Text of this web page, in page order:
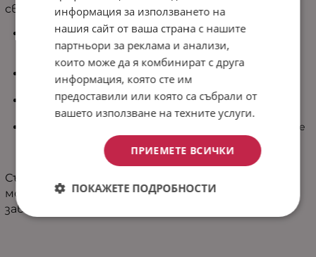
свежест и модерна визия във всяка спалня.
Двулицев дизайн – Две съчетани визии в едно
шалте, които ви дават свобода да освежавате
интериора според настроението.
100% микрофибър - Мек, лек и приятен на допир
материал, хипоалергенен и лесен за поддръжка.
Лек пълнеж – Подходящ за топлите месеци или
като елегантно покривало през цялата година.
Лесна поддръжка – Пере се при 30°C, съхне бързо, не
избледнява и запазва формата и красотата си
Съчетавайки комфорт, функционалност и
модерен дизайн, шалтето „Изи“ е идеалният
завършек за всяка уютна спалня.
информация за използването на
нашия сайт от ваша страна с нашите
партньори за реклама и анализи,
които може да я комбинират с друга
информация, която сте им
предоставили или която са събрали от
вашето използване на техните услуги.
ПРИЕМЕТЕ ВСИЧКИ
ПОКАЖЕТЕ ПОДРОБНОСТИ